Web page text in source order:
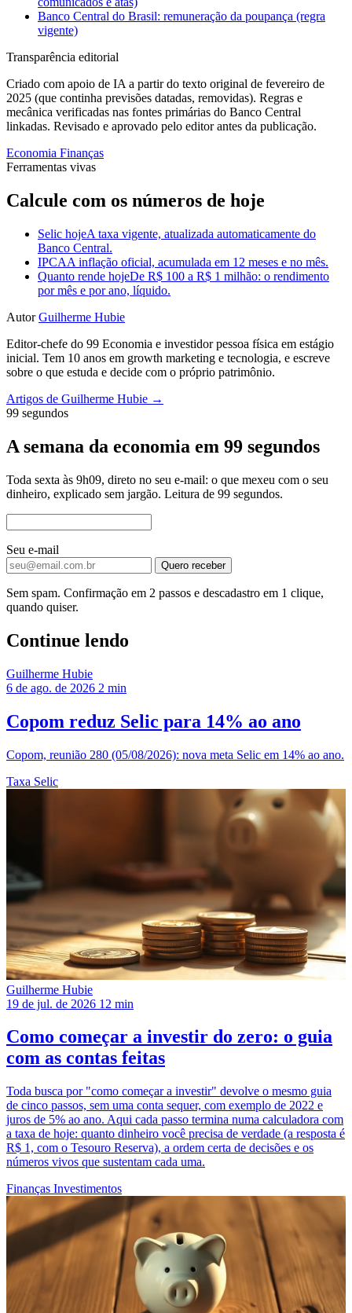
Banco Central do Brasil: remuneração da poupança (regra
vigente)
Transparência editorial
Criado com apoio de IA a partir do texto original de fevereiro de
2025 (que continha previsões datadas, removidas). Regras e
mecânica verificadas nas fontes primárias do Banco Central
linkadas. Revisado e aprovado pelo editor antes da publicação.
Economia Finanças
Ferramentas vivas
Calcule com os números de hoje
Selic hojeA taxa vigente, atualizada automaticamente do
Banco Central.
IPCAA inflação oficial, acumulada em 12 meses e no mês.
Quanto rende hojeDe R$ 100 a R$ 1 milhão: o rendimento
por mês e por ano, líquido.
Autor Guilherme Hubie
Editor-chefe do 99 Economia e investidor pessoa física em estágio
inicial. Tem 10 anos em growth marketing e tecnologia, e escreve
sobre o que estuda e decide com o próprio patrimônio.
Artigos de Guilherme Hubie →
99 segundos
A semana da economia em 99 segundos
Toda sexta às 9h09, direto no seu e-mail: o que mexeu com o seu
dinheiro, explicado sem jargão. Leitura de 99 segundos.
Seu e-mail
Quero receber
Sem spam. Confirmação em 2 passos e descadastro em 1 clique,
quando quiser.
Continue lendo
Guilherme Hubie
6 de ago. de 2026 2 min
Copom reduz Selic para 14% ao ano
Copom, reunião 280 (05/08/2026): nova meta Selic em 14% ao ano.
Taxa Selic
Guilherme Hubie
19 de jul. de 2026 12 min
Como começar a investir do zero: o guia
com as contas feitas
Toda busca por "como começar a investir" devolve o mesmo guia
de cinco passos, sem uma conta sequer, com exemplo de 2022 e
juros de 5% ao ano. Aqui cada passo termina numa calculadora com
a taxa de hoje: quanto dinheiro você precisa de verdade (a resposta é
R$ 1, com o Tesouro Reserva), a ordem certa de decisões e os
números vivos que sustentam cada uma.
Finanças Investimentos